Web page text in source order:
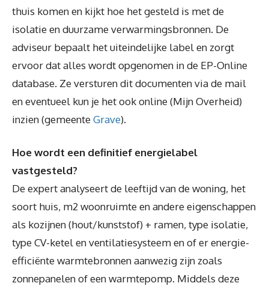
thuis komen en kijkt hoe het gesteld is met de
isolatie en duurzame verwarmingsbronnen. De
adviseur bepaalt het uiteindelijke label en zorgt
ervoor dat alles wordt opgenomen in de EP-Online
database. Ze versturen dit documenten via de mail
en eventueel kun je het ook online (Mijn Overheid)
inzien (gemeenteGrave).
Hoe wordt een definitief energielabel
vastgesteld?
De expert analyseert de leeftijd van de woning, het
soort huis, m2 woonruimte en andere eigenschappen
als kozijnen (hout/kunststof) + ramen, type isolatie,
type CV-ketel en ventilatiesysteem en of er energie-
efficiënte warmtebronnen aanwezig zijn zoals
zonnepanelen of een warmtepomp. Middels deze